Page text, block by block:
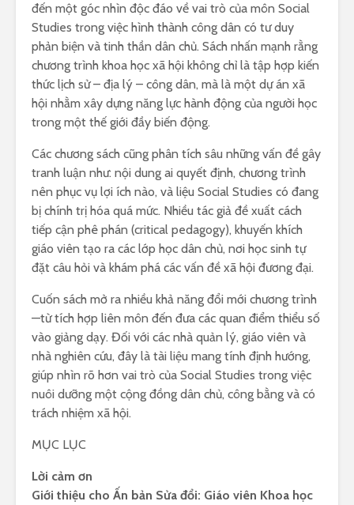
đến một góc nhìn độc đáo về vai trò của môn Social
Studies trong việc hình thành công dân có tư duy
phản biện và tinh thần dân chủ. Sách nhấn mạnh rằng
chương trình khoa học xã hội không chỉ là tập hợp kiến
thức lịch sử – địa lý – công dân, mà là một dự án xã
hội nhằm xây dựng năng lực hành động của người học
trong một thế giới đầy biến động.
Các chương sách cũng phân tích sâu những vấn đề gây
tranh luận như: nội dung ai quyết định, chương trình
nên phục vụ lợi ích nào, và liệu Social Studies có đang
bị chính trị hóa quá mức. Nhiều tác giả đề xuất cách
tiếp cận phê phán (critical pedagogy), khuyến khích
giáo viên tạo ra các lớp học dân chủ, nơi học sinh tự
đặt câu hỏi và khám phá các vấn đề xã hội đương đại.
Cuốn sách mở ra nhiều khả năng đổi mới chương trình
—từ tích hợp liên môn đến đưa các quan điểm thiểu số
vào giảng dạy. Đối với các nhà quản lý, giáo viên và
nhà nghiên cứu, đây là tài liệu mang tính định hướng,
giúp nhìn rõ hơn vai trò của Social Studies trong việc
nuôi dưỡng một cộng đồng dân chủ, công bằng và có
trách nhiệm xã hội.
MỤC LỤC
Lời cảm ơn
Giới thiệu cho Ấn bản Sửa đổi: Giáo viên Khoa học